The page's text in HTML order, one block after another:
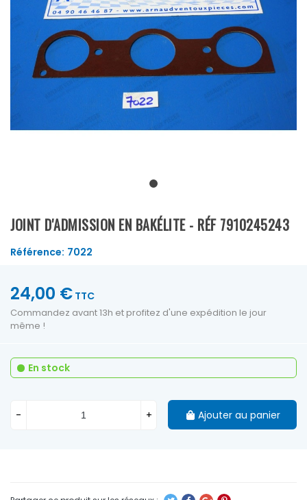
JOINT D'ADMISSION EN BAKÉLITE - RÉF 7910245243
Référence: 7022
24,00 € TTC
Commandez avant 13h et profitez d'une expédition le jour
même !
En stock
- + Ajouter au panier